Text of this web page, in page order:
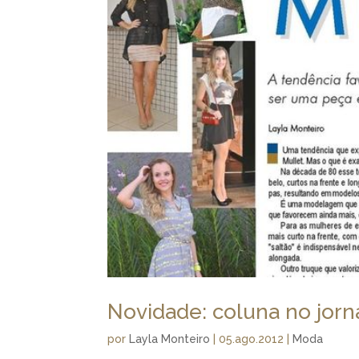
Novidade: coluna no
por Layla Monteiro |05.ago.2012 Moda